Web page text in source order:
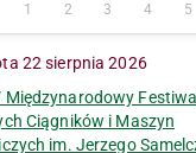
1 2 3 4 5
22 sierpnia 2026
Międzynarodowy Festiwal
Ciągników i Maszyn
im. Jerzego